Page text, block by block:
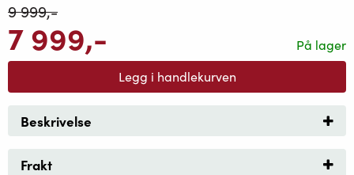
På lager
9 999,-
7 999,-
Legg i handlekurven
Beskrivelse
Frakt